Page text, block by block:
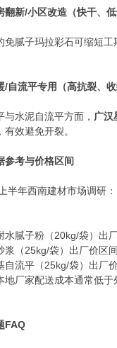
翻新/小区改造（快干、低
免腻子玛拉彩石可缩短
/自流平专用（高抗裂、收
与水泥自流平方面， 广汉
效避免开裂。
参考与价格区间
半年西南建材市场调研：
水腻子粉（20kg/袋）出
浆（25kg/袋）出厂价区
自流平（25kg/袋）出厂
地厂家配送成本通常低于
FAQ